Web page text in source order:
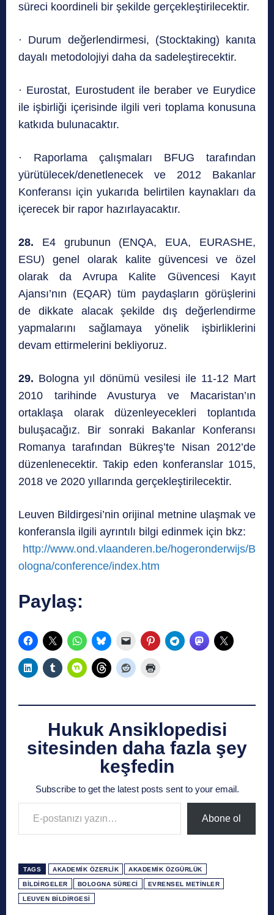
süreci koordineli bir şekilde gerçekleştirilecektir.
· Durum değerlendirmesi, (Stocktaking) kanıta
dayalı metodolojiyi daha da sadeleştirecektir.
· Eurostat, Eurostudent ile beraber ve Eurydice
ile işbirliği içerisinde ilgili veri toplama konusuna
katkıda bulunacaktır.
· Raporlama çalışmaları BFUG tarafından
yürütülecek/denetlenecek ve 2012 Bakanlar
Konferansı için yukarıda belirtilen kaynakları da
içerecek bir rapor hazırlayacaktır.
28. E4 grubunun (ENQA, EUA, EURASHE,
ESU) genel olarak kalite güvencesi ve özel
olarak da Avrupa Kalite Güvencesi Kayıt
Ajansı’nın (EQAR) tüm paydaşların görüşlerini
de dikkate alacak şekilde dış değerlendirme
yapmalarını sağlamaya yönelik işbirliklerini
devam ettirmelerini bekliyoruz.
29. Bologna yıl dönümü vesilesi ile 11-12 Mart
2010 tarihinde Avusturya ve Macaristan’ın
ortaklaşa olarak düzenleyecekleri toplantıda
buluşacağız. Bir sonraki Bakanlar Konferansı
Romanya tarafından Bükreş’te Nisan 2012’de
düzenlenecektir. Takip eden konferanslar 1015,
2018 ve 2020 yıllarında gerçekleştirilecektir.
Leuven Bildirgesi’nin orijinal metnine ulaşmak ve
konferansla ilgili ayrıntılı bilgi edinmek için bkz:
http://www.ond.vlaanderen.be/hogeronderwijs/B
ologna/conference/index.htm
Paylaş:
Hukuk Ansiklopedisi
sitesinden daha fazla şey
keşfedin
Subscribe to get the latest posts sent to your email.
E-postanızı yazın…
Abone ol
TAGS AKADEMIK ÖZERLIK AKADEMIK ÖZGÜRLÜK
BILDIRGELER BOLOGNA SÜRECI EVRENSEL METINLER
LEUVEN BILDIRGESI